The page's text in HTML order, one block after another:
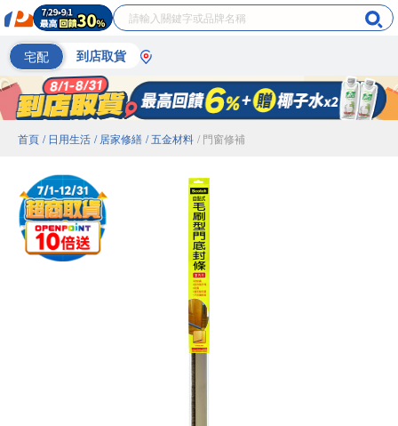
宅配 到店取貨
首頁 / 日用生活 / 居家修繕 / 五金材料 / 門窗修補